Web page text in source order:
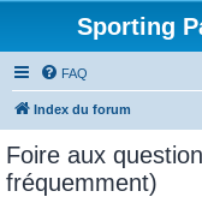
Sporting
FAQ
Index du forum
Foire aux
fréquemment)